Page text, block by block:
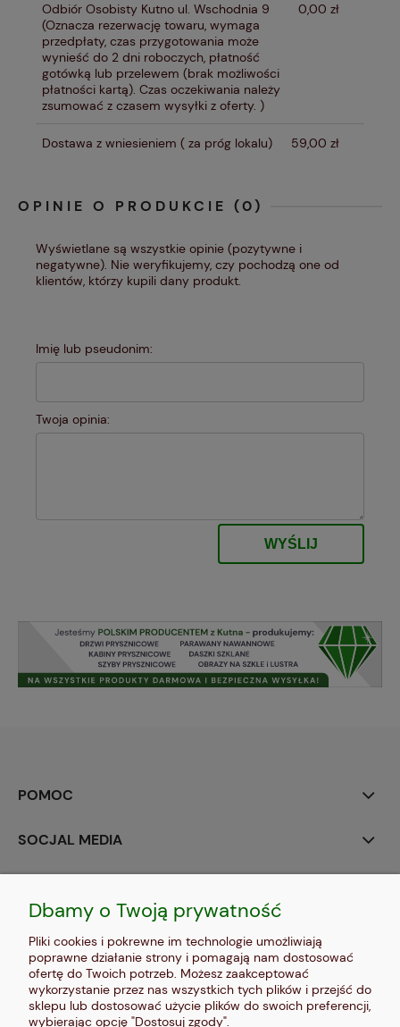
Odbiór Osobisty Kutno ul. Wschodnia 9
(Oznacza rezerwację towaru, wymaga
przedpłaty, czas przygotowania może
wynieść do 2 dni roboczych, płatność
gotówką lub przelewem (brak możliwości
płatności kartą). Czas oczekiwania należy
zsumować z czasem wysyłki z oferty. )
0,00 zł
Dostawa z wniesieniem ( za próg lokalu) 59,00 zł
OPINIE O PRODUKCIE (0)
Wyświetlane są wszystkie opinie (pozytywne i
negatywne). Nie weryfikujemy, czy pochodzą one od
klientów, którzy kupili dany produkt.
Imię lub pseudonim:
Twoja opinia:
WYŚLIJ
POMOC
SOCJAL MEDIA
INFORMACJE
O NAS
Dbamy o Twoją prywatność
Pliki cookies i pokrewne im technologie umożliwiają
poprawne działanie strony i pomagają nam dostosować
ofertę do Twoich potrzeb. Możesz zaakceptować
wykorzystanie przez nas wszystkich tych plików i przejść do
sklepu lub dostosować użycie plików do swoich preferencji,
wybierając opcję "Dostosuj zgody".